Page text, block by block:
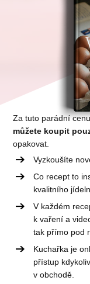
Za tuto parádní
můžete koupit
opakovat.
Vyzkoušíte
Co recept to
kvalitního
V každém
k vaření a
tak přímo pod
Kuchařka je
přístup
v obchodě.